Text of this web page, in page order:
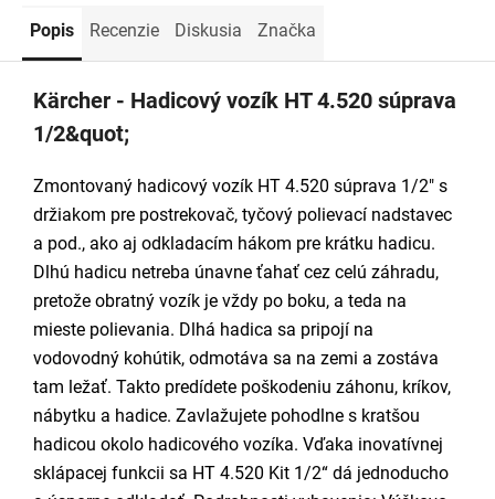
Popis Recenzie Diskusia Značka
Kärcher - Hadicový vozík HT 4.520 súprava
1/2&quot;
Zmontovaný hadicový vozík HT 4.520 súprava 1/2" s
držiakom pre postrekovač, tyčový polievací nadstavec
a pod., ako aj odkladacím hákom pre krátku hadicu.
Dlhú hadicu netreba únavne ťahať cez celú záhradu,
pretože obratný vozík je vždy po boku, a teda na
mieste polievania. Dlhá hadica sa pripojí na
vodovodný kohútik, odmotáva sa na zemi a zostáva
tam ležať. Takto predídete poškodeniu záhonu, kríkov,
nábytku a hadice. Zavlažujete pohodlne s kratšou
hadicou okolo hadicového vozíka. Vďaka inovatívnej
sklápacej funkcii sa HT 4.520 Kit 1/2“ dá jednoducho